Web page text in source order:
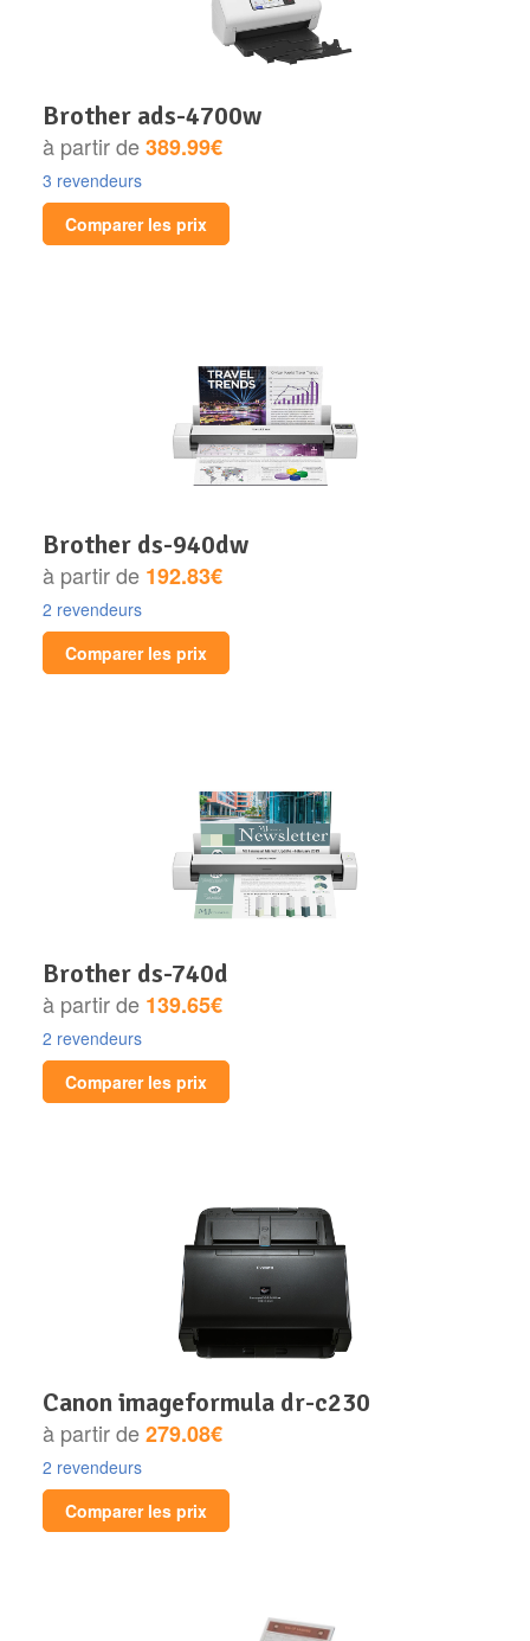
brother ads-4700w
à partir de389.99€
3 revendeurs
Comparer les prix
brother ds-940dw
à partir de 192.83€
2 revendeurs
Comparer les prix
brother ds-740d
à partir de 139.65€
2 revendeurs
Comparer les prix
canon imageformula dr-c230
à partir de279.08€
2 revendeurs
Comparer les prix